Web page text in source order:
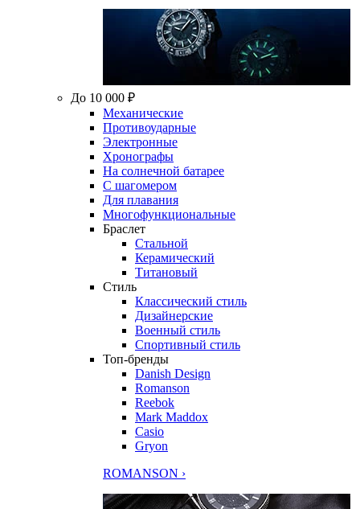
До 10 000 ₽
Механические
Противоударные
Электронные
Хронографы
На солнечной батарее
С шагомером
Для плавания
Многофункциональные
Браслет
Стальной
Керамический
Титановый
Стиль
Классический стиль
Дизайнерские
Военный стиль
Спортивный стиль
Топ-бренды
Danish Design
Romanson
Reebok
Mark Maddox
Casio
Gryon
ROMANSON ›